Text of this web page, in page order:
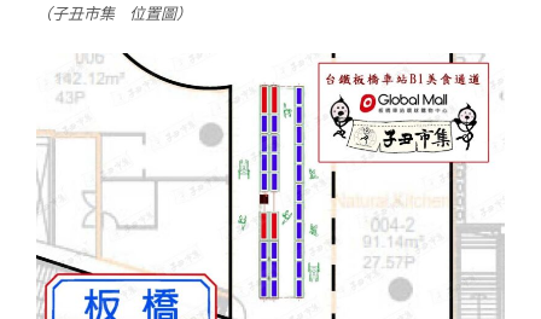
（子丑市集 位置圖）